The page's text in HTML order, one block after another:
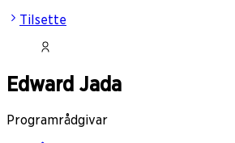
Tilsette
Edward Jada
Programrådgivar